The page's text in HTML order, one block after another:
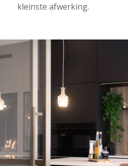
kleinste afwerking.